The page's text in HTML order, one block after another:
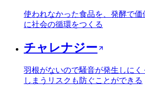
使われなかった食品を、発酵で
に社会の循環をつくる
チャレナジー
羽根がないので騒音が発生しにく
しまうリスクも防ぐことができる